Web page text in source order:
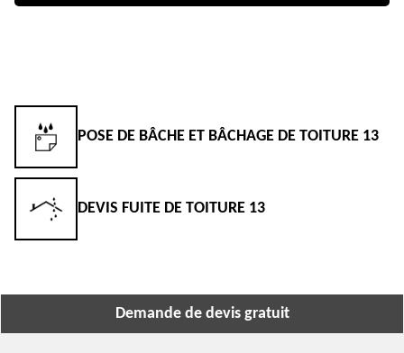
POSE DE BÂCHE ET BÂCHAGE DE TOITURE 13
DEVIS FUITE DE TOITURE 13
Demande de devis gratuit